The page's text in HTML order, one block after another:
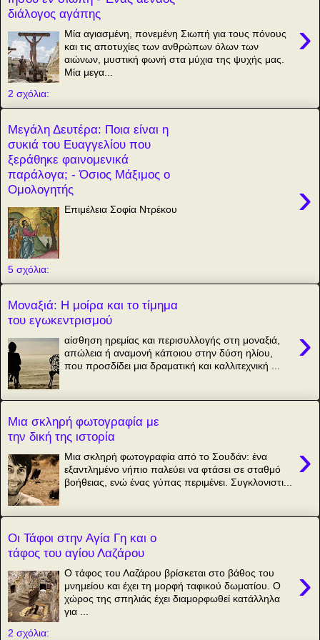
διάλογος αγάπης
›
Μία αγιασμένη, πονεμένη Σιωπή για τους πόνους
και τις αποτυχίες των ανθρώπων όλων των
αιώνων, μυστική φωνή στα μύχια της ψυχής μας.
Μία μεγα...
2 σχόλια:
Μεγάλη Δευτέρα: Ποια είναι η
συκιά του Ευαγγελίου που
ξεράθηκε φαινομενικά
παράλογα; - Όσιος Μάξιμος ο
Ομολογητής
›
Επιμέλεια Σοφία Ντρέκου
5 σχόλια:
Μοναξιά: Η μοίρα και το τίμημα
του εγωκεντρισμού
›
αίσθηση ηρεμίας και περισυλλογής στη μοναξιά,
απώλεια ή αναμονή κάποιου στην δύση ηλίου,
που προσδίδει μια δραματική και καλλιτεχνική ...
Μια σκληρή φωτογραφία με
την δική της ιστορία
›
Μια σκληρή φωτογραφία από το Σουδάν: ένα
εξαντλημένο νήπιο παλεύει να φτάσει σε σταθμό
βοήθειας, ενώ ένας γύπας περιμένει. Συγκλονιστι...
Οι Τάφοι στην Αγία Γη και ο
τάφος του αγίου Λαζάρου
›
Ο τάφος του Λαζάρου βρίσκεται στο βάθος του
μνημείου και έχει τη μορφή ταφικού δωματίου. Ο
χώρος της σπηλιάς έχει διαμορφωθεί κατάλληλα
για ...
2 σχόλια: